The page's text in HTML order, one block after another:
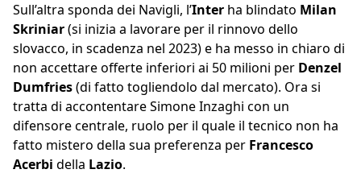
Sull’altra sponda dei Navigli, l’Inter ha blindato Milan
Skriniar(si inizia a lavorare per il rinnovo dello
slovacco, in scadenza nel 2023) e ha messo in chiaro di
non accettare offerte inferiori ai 50 milioni per Denzel
Dumfries(di fatto togliendolo dal mercato). Ora si
tratta di accontentare Simone Inzaghi con un
difensore centrale, ruolo per il quale il tecnico non ha
fatto mistero della sua preferenza per Francesco
Acerbi della Lazio.